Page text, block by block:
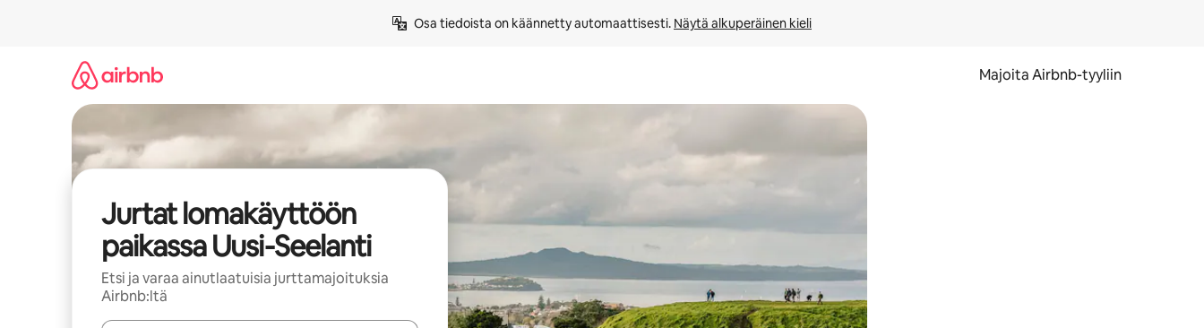
Osa tiedoista on käännetty automaattisesti. Näytä alkuperäinen kieli
Majoita Airbnb-tyyliin
Jurtat lomakäyttöön
paikassa Uusi-Seelanti
Etsi ja varaa ainutlaatuisia jurttamajoituksia
Airbnb:ltä